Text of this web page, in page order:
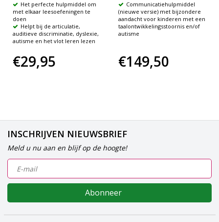
Het perfecte hulpmiddel om
met elkaar leesoefeningen te
doen
Helpt bij de articulatie,
auditieve discriminatie, dyslexie,
autisme en het vlot leren lezen
€29,95
Communicatiehulpmiddel
(nieuwe versie) met bijzondere
aandacht voor kinderen met een
taalontwikkelingsstoornis en/of
autisme
€149,50
INSCHRIJVEN NIEUWSBRIEF
Meld u nu aan en blijf op de hoogte!
Abonneer